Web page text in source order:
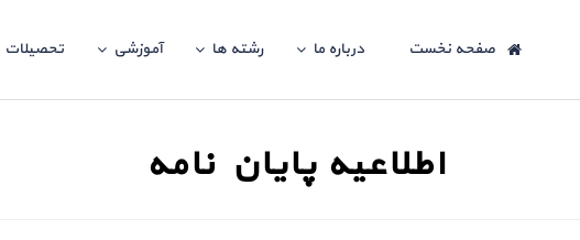
صفحه نخست درباره ما رشته ها آموزشی تحصیلات
اطلاعیه پایان نامه